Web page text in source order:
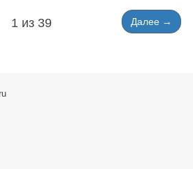
1 из 39 Далее →